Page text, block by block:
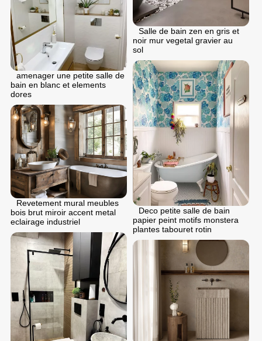
Salle de bain zen en gris et
noir mur vegetal gravier au
sol
аmenager une petite salle de
bain en blanc et elements
dores
Deco petite salle de bain
papier peint motifs monstera
plantes tabouret rotin
Revetement mural meubles
bois brut miroir accent metal
eclairage industriel